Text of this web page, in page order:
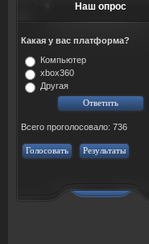
Наш опрос
Какая у вас платформа?
Компьютер
xbox360
Другая
Всего проголосовало: 736
Голосовать Результаты